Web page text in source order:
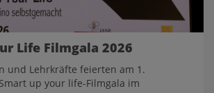
Life Filmgala 2026
und Lehrkräfte feierten am 1.
up your life-Filmgala im